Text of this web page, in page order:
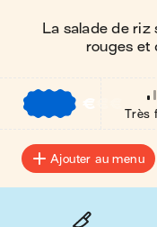
La salade de
rouges et
€
Très
Ajouter au menu